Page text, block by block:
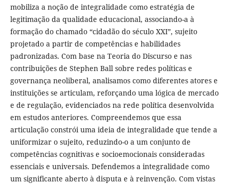
mobiliza a noção de integralidade como estratégia de
legitimação da qualidade educacional, associando-a à
formação do chamado “cidadão do século XXI”, sujeito
projetado a partir de competências e habilidades
padronizadas. Com base na Teoria do Discurso e nas
contribuições de Stephen Ball sobre redes políticas e
governança neoliberal, analisamos como diferentes atores e
instituições se articulam, reforçando uma lógica de mercado
e de regulação, evidenciados na rede política desenvolvida
em estudos anteriores. Compreendemos que essa
articulação constrói uma ideia de integralidade que tende a
uniformizar o sujeito, reduzindo-o a um conjunto de
competências cognitivas e socioemocionais consideradas
essenciais e universais. Defendemos a integralidade como
um significante aberto à disputa e à reinvenção. Com vistas